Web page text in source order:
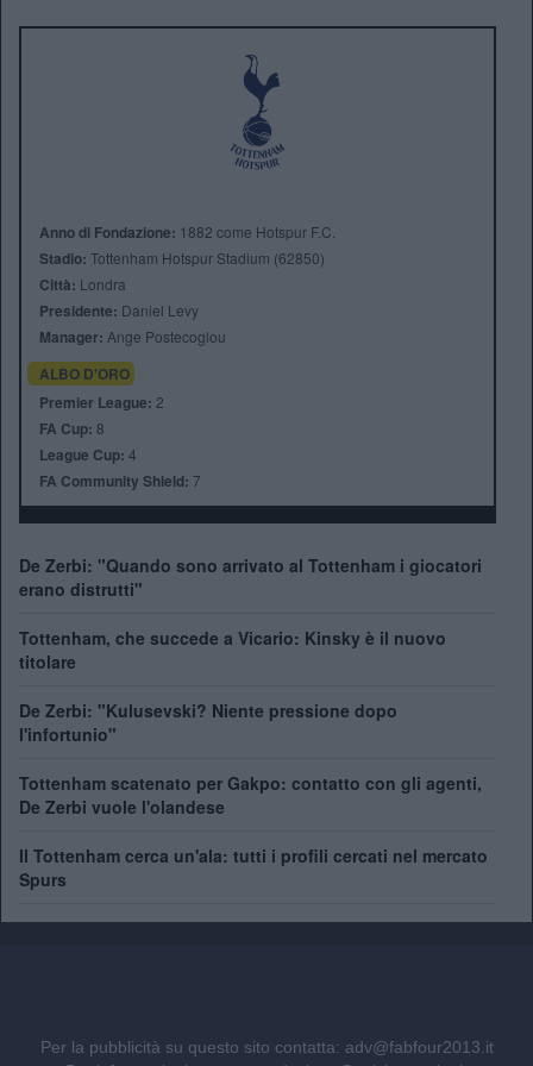
Anno di Fondazione: 1882 come Hotspur F.C.
Stadio: Tottenham Hotspur Stadium (62850)
Città: Londra
Presidente: Daniel Levy
Manager: Ange Postecoglou
ALBO D'ORO
Premier League: 2
FA Cup: 8
League Cup: 4
FA Community Shield: 7
De Zerbi: "Quando sono arrivato al Tottenham i giocatori
erano distrutti"
Tottenham, che succede a Vicario: Kinsky è il nuovo
titolare
De Zerbi: "Kulusevski? Niente pressione dopo
l'infortunio"
Tottenham scatenato per Gakpo: contatto con gli agenti,
De Zerbi vuole l'olandese
Il Tottenham cerca un'ala: tutti i profili cercati nel mercato
Spurs
Per la pubblicità su questo sito contatta: adv@fabfour2013.it